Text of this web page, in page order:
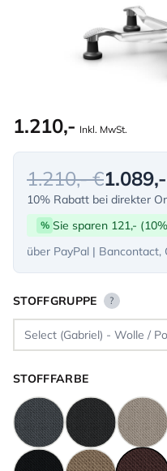
1.210,- Inkl. MwSt.
1.210,- €
10% Rabatt bei direkter
% Sie sparen 121,-
über PayPal | Bancontact,
STOFFGRUPPE ?
STOFFFARBE